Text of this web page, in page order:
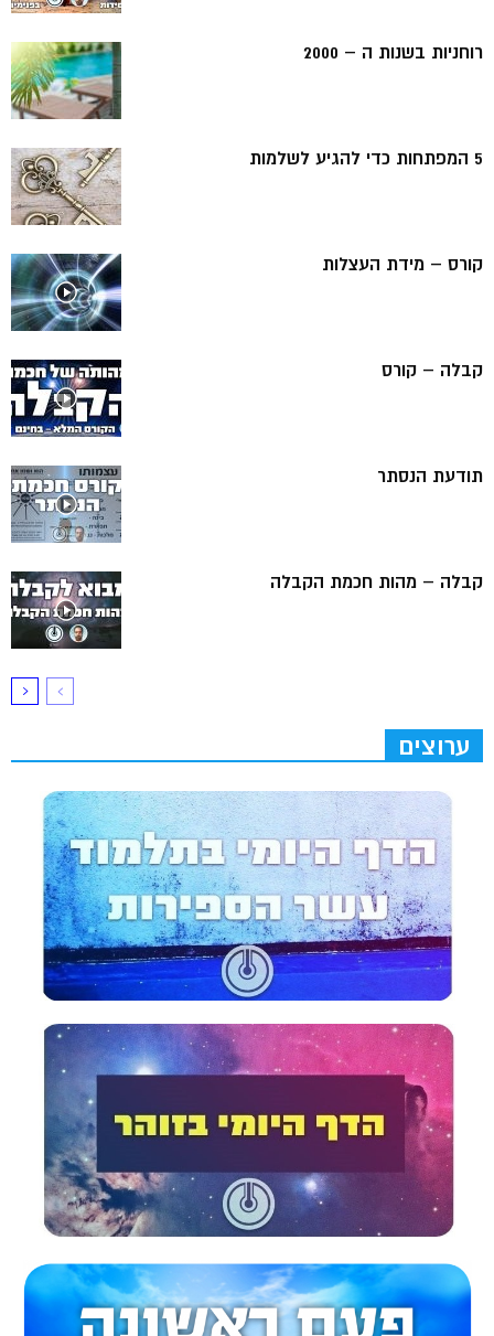
רוחניות בשנות ה – 2000
5 המפתחות כדי להגיע לשלמות
קורס – מידת העצלות
קבלה – קורס
תודעת הנסתר
קבלה – מהות חכמת הקבלה
ערוצים